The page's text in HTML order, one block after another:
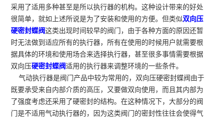
采用了适用多种甚至是所以执行器的机构。这种设计带来的好处
很简单，就如上述所说是为了安装和使用的方便。但类似双向压
硬密封蝶阀这类出现时间较早的阀门，由于各种方面的原因还暂
时无法做到适应所有的执行器，所有在使用的时候用户就需要根
据具体的环境和使用场合来选择执行器，甚至很多事情需要根据
双向压硬密封蝶阀适用的执行器来调整环境的一些条件。
气动执行器是阀门产品中较为常用的， 双向压硬密封蝶阀 由于
既要承受来自内部介质的高压，又要做双向使用，而且其内部为
了强度考虑还采用了硬密封的结构。在这种情况下，大部分的阀
门是不适用气动执行器的，因为这类阀门的密封性往往会使得气